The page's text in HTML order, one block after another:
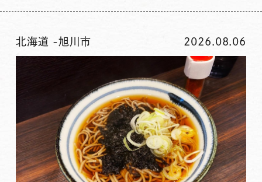
北海道 -旭川市 2026.08.06